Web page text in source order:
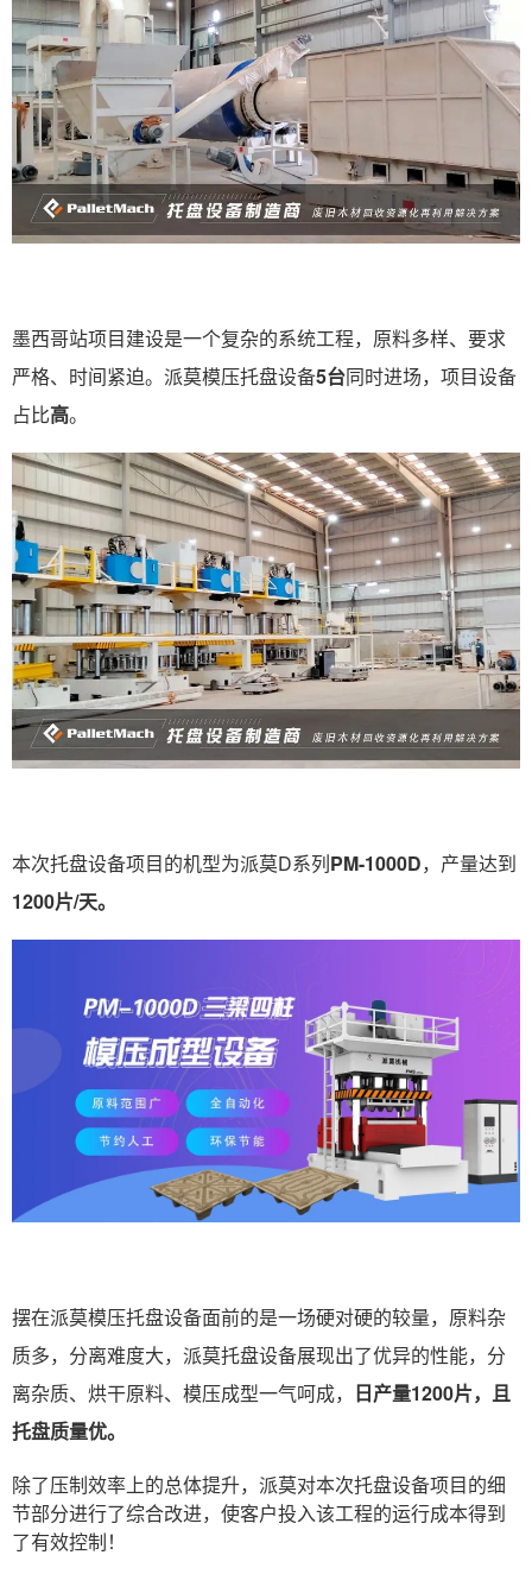
墨西哥站项目建设是一个复杂的系统工程，原料多样、要求
严格、时间紧迫。派莫模压托盘设备5台同时进场，项目设备
占比高。
本次托盘设备项目的机型为派莫D系列PM-1000D，产量达到
1200片/天。
摆在派莫模压托盘设备面前的是一场硬对硬的较量，原料杂
质多，分离难度大，派莫托盘设备展现出了优异的性能，分
离杂质、烘干原料、模压成型一气呵成， 日产量1200片，且
托盘质量优。
除了压制效率上的总体提升，派莫对本次托盘设备项目的细
节部分进行了综合改进，使客户投入该工程的运行成本得到
了有效控制！